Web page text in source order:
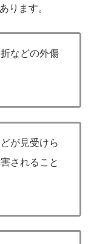
ります。
などの外傷
が見受けら
されること